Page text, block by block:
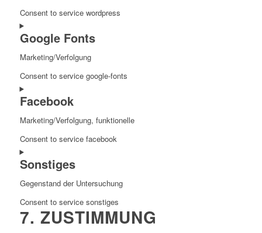
Consent to service wordpress
Google Fonts
Marketing/Verfolgung
Consent to service google-fonts
Facebook
Marketing/Verfolgung, funktionelle
Consent to service facebook
Sonstiges
Gegenstand der Untersuchung
Consent to service sonstiges
7. ZUSTIMMUNG